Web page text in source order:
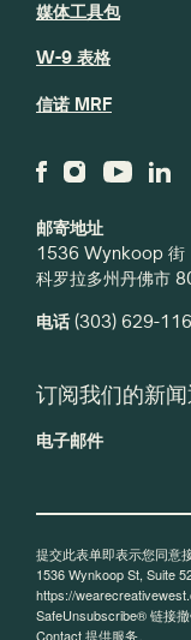
邮寄地址
1536 Wynkoop 街
科罗拉多州丹佛市
电话(303) 629-
媒体工具包
W-9 表格
信诺 MRF
订阅我们的新
电子邮件
提交此表单即表示您同意
1536 Wynkoop St, Suite
https://
SafeUnsubscribe® 链接
Contact 提供服务。